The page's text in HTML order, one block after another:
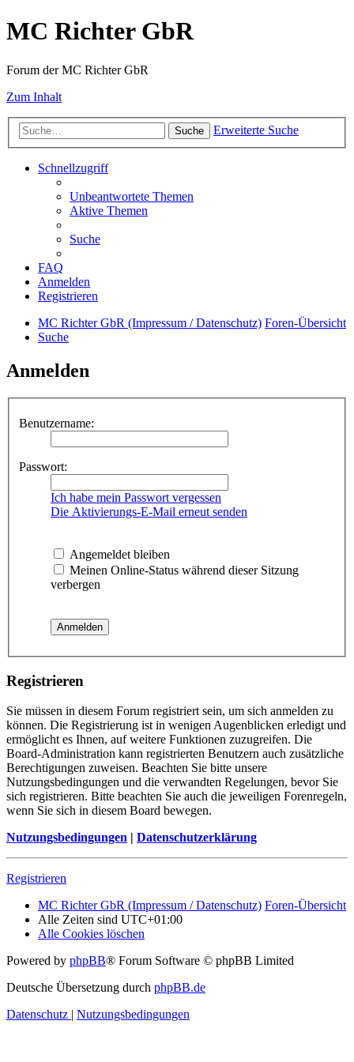
MC Richter GbR
Forum der MC Richter GbR
Zum Inhalt
Suche Erweiterte Suche
Schnellzugriff
Unbeantwortete Themen
Aktive Themen
Suche
FAQ
Anmelden
Registrieren
MC Richter GbR (Impressum / Datenschutz) Foren-Übersicht
Suche
Anmelden
Benutzername:
Passwort:
Ich habe mein Passwort vergessen
Die Aktivierungs-E-Mail erneut senden
Angemeldet bleiben
Meinen Online-Status während dieser Sitzung
verbergen
Registrieren
Sie müssen in diesem Forum registriert sein, um sich anmelden zu
können. Die Registrierung ist in wenigen Augenblicken erledigt und
ermöglicht es Ihnen, auf weitere Funktionen zuzugreifen. Die
Board-Administration kann registrierten Benutzern auch zusätzliche
Berechtigungen zuweisen. Beachten Sie bitte unsere
Nutzungsbedingungen und die verwandten Regelungen, bevor Sie
sich registrieren. Bitte beachten Sie auch die jeweiligen Forenregeln,
wenn Sie sich in diesem Board bewegen.
Nutzungsbedingungen | Datenschutzerklärung
Registrieren
MC Richter GbR (Impressum / Datenschutz) Foren-Übersicht
Alle Zeiten sind UTC+01:00
Alle Cookies löschen
Powered by phpBB® Forum Software © phpBB Limited
Deutsche Übersetzung durch phpBB.de
Datenschutz | Nutzungsbedingungen